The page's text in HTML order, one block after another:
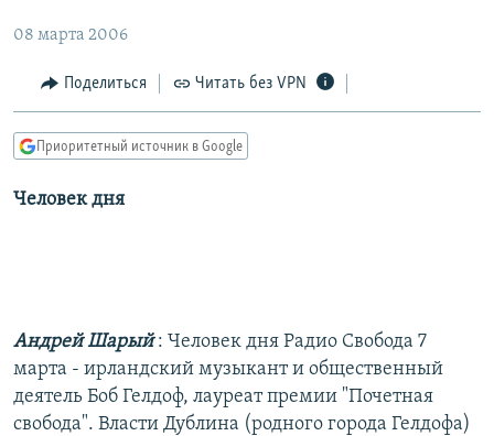
Вернутся
Вернутся
поиску
МНЕНИЯ
КУЛЬТУРА
КАВКАЗ.РЕАЛИИ
СЕВЕР.РЕАЛИИ
СОЦИАЛЬНЫЕ СЕТИ
08 марта 2006
Поделиться Читать без VPN
Приоритетный источник в Google
Человек дня
Андрей Шарый: Человек дня Радио Свобода 7
марта - ирландский музыкант и общественный
деятель Боб Гелдоф, лауреат премии "Почетная
свобода". Власти Дублина (родного города Гелдофа)